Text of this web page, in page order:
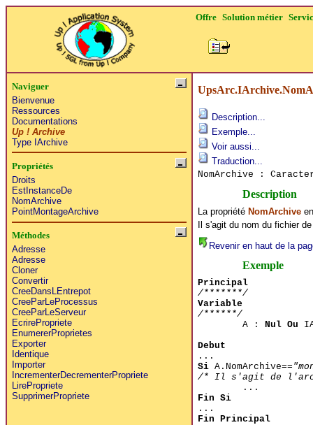
Offre Solution métier
Naviguer
Bienvenue
Ressources
Documentations
Up ! Archive
Type IArchive
Propriétés
Droits
EstInstanceDe
NomArchive
PointMontageArchive
Méthodes
Adresse
Adresse
Cloner
Convertir
CreeDansLEntrepot
CreeParLeProcessus
CreeParLeServeur
EcrirePropriete
EnumererProprietes
Exporter
Identique
Importer
IncrementerDecrementerPropriete
LirePropriete
SupprimerPropriete
Description...
Exemple...
Voir aussi...
Traduction...
NomArchive :
Description
La propriété NomArchiveen
Il s'agit du nom du fichier
Revenir en haut de la
Exemple
Principal
/*******/
Variable
/******/
A : Nul Ou
Debut
...
SiA.NomArchive==
/* Il s'agit de
...
Fin Si
...
Fin Principal